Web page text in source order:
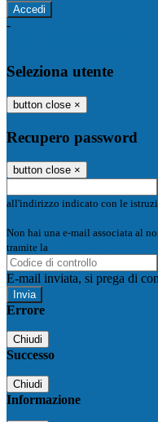
-
Seleziona utente
button close ×
Recupero password
button close ×
all'indirizzo indicato con le
Non hai una e-mail associata al
tramite la
E-mail inviata, si prega di
Errore
Chiudi
Successo
Chiudi
Informazione